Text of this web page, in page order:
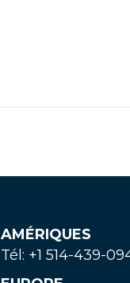
AMÉRIQUES
Tél: +1 514-439-